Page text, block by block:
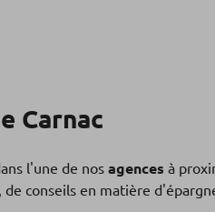
Carnac
l'une de nos agences à
conseils en matière